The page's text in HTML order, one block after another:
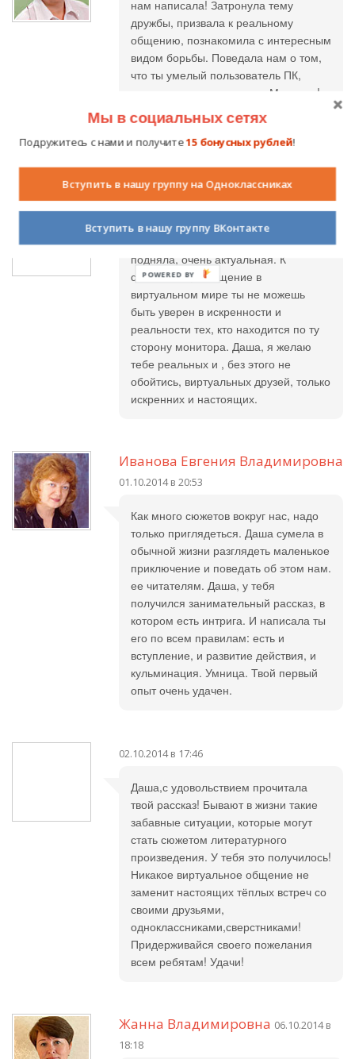
нам написала! Затронула тему
дружбы, призвала к реальному
общению, познакомила с интересным
видом борьбы. Поведала нам о том,
что ты умелый пользователь ПК,
пользуешься интернетом. Молодец!
компьютерными играми ( не более
15-20 минут)! Береги свое здоровье.
Инна Пономарева 30.09.2014 в 17:18
Даша, молодец!Тема, которую ты
подняла, очень актуальная. К
сожалению, в общение в
виртуальном мире ты не можешь
быть уверен в искренности и
реальности тех, кто находится по ту
сторону монитора. Даша, я желаю
тебе реальных и , без этого не
обойтись, виртуальных друзей, только
искренних и настоящих.
Иванова Евгения Владимировна
01.10.2014 в 20:53
Как много сюжетов вокруг нас, надо
только приглядеться. Даша сумела в
обычной жизни разглядеть маленькое
приключение и поведать об этом нам.
ее читателям. Даша, у тебя
получился занимательный рассказ, в
котором есть интрига. И написала ты
его по всем правилам: есть и
вступление, и развитие действия, и
кульминация. Умница. Твой первый
опыт очень удачен.
02.10.2014 в 17:46
Даша,с удовольствием прочитала
твой рассказ! Бывают в жизни такие
забавные ситуации, которые могут
стать сюжетом литературного
произведения. У тебя это получилось!
Никакое виртуальное общение не
заменит настоящих тёплых встреч со
своими друзьями,
одноклассниками,сверстниками!
Придерживайся своего пожелания
всем ребятам! Удачи!
Жанна Владимировна 06.10.2014 в
18:18
Мы в социальных сетях
Подружитесь с нами и получите15 бонусных рублей!
Вступить в нашу группу на Одноклассниках
Вступить в нашу группу ВКонтакте